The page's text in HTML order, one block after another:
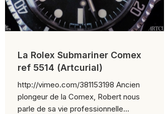
La Rolex Submariner Comex
ref 5514 (Artcurial)
http://vimeo.com/381153198 Ancien
plongeur de la Comex, Robert nous
parle de sa vie professionnelle...